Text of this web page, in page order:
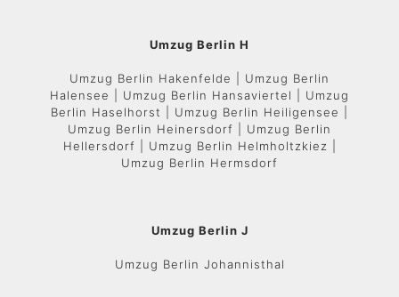
Umzug Berlin H
Umzug Berlin Hakenfelde | Umzug Berlin
Halensee | Umzug Berlin Hansaviertel | Umzug
Berlin Haselhorst | Umzug Berlin Heiligensee |
Umzug Berlin Heinersdorf | Umzug Berlin
Hellersdorf | Umzug Berlin Helmholtzkiez |
Umzug Berlin Hermsdorf
Umzug Berlin J
Umzug Berlin Johannisthal